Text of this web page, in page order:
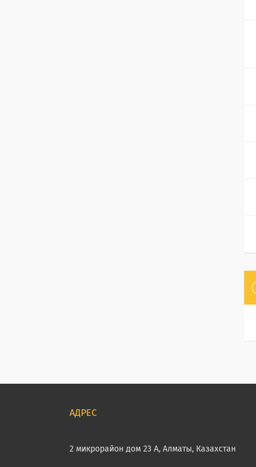
2 микрорайон дом 23 А, Алматы, Казахстан